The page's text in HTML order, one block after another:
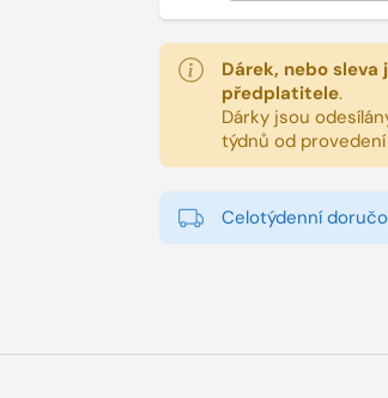
Dárek, nebo sleva
předplatitele.
Dárky jsou
týdnů od
Celotýdenní